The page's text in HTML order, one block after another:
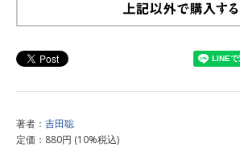
著者： 吉田聡
定価：880円 (10%税込)